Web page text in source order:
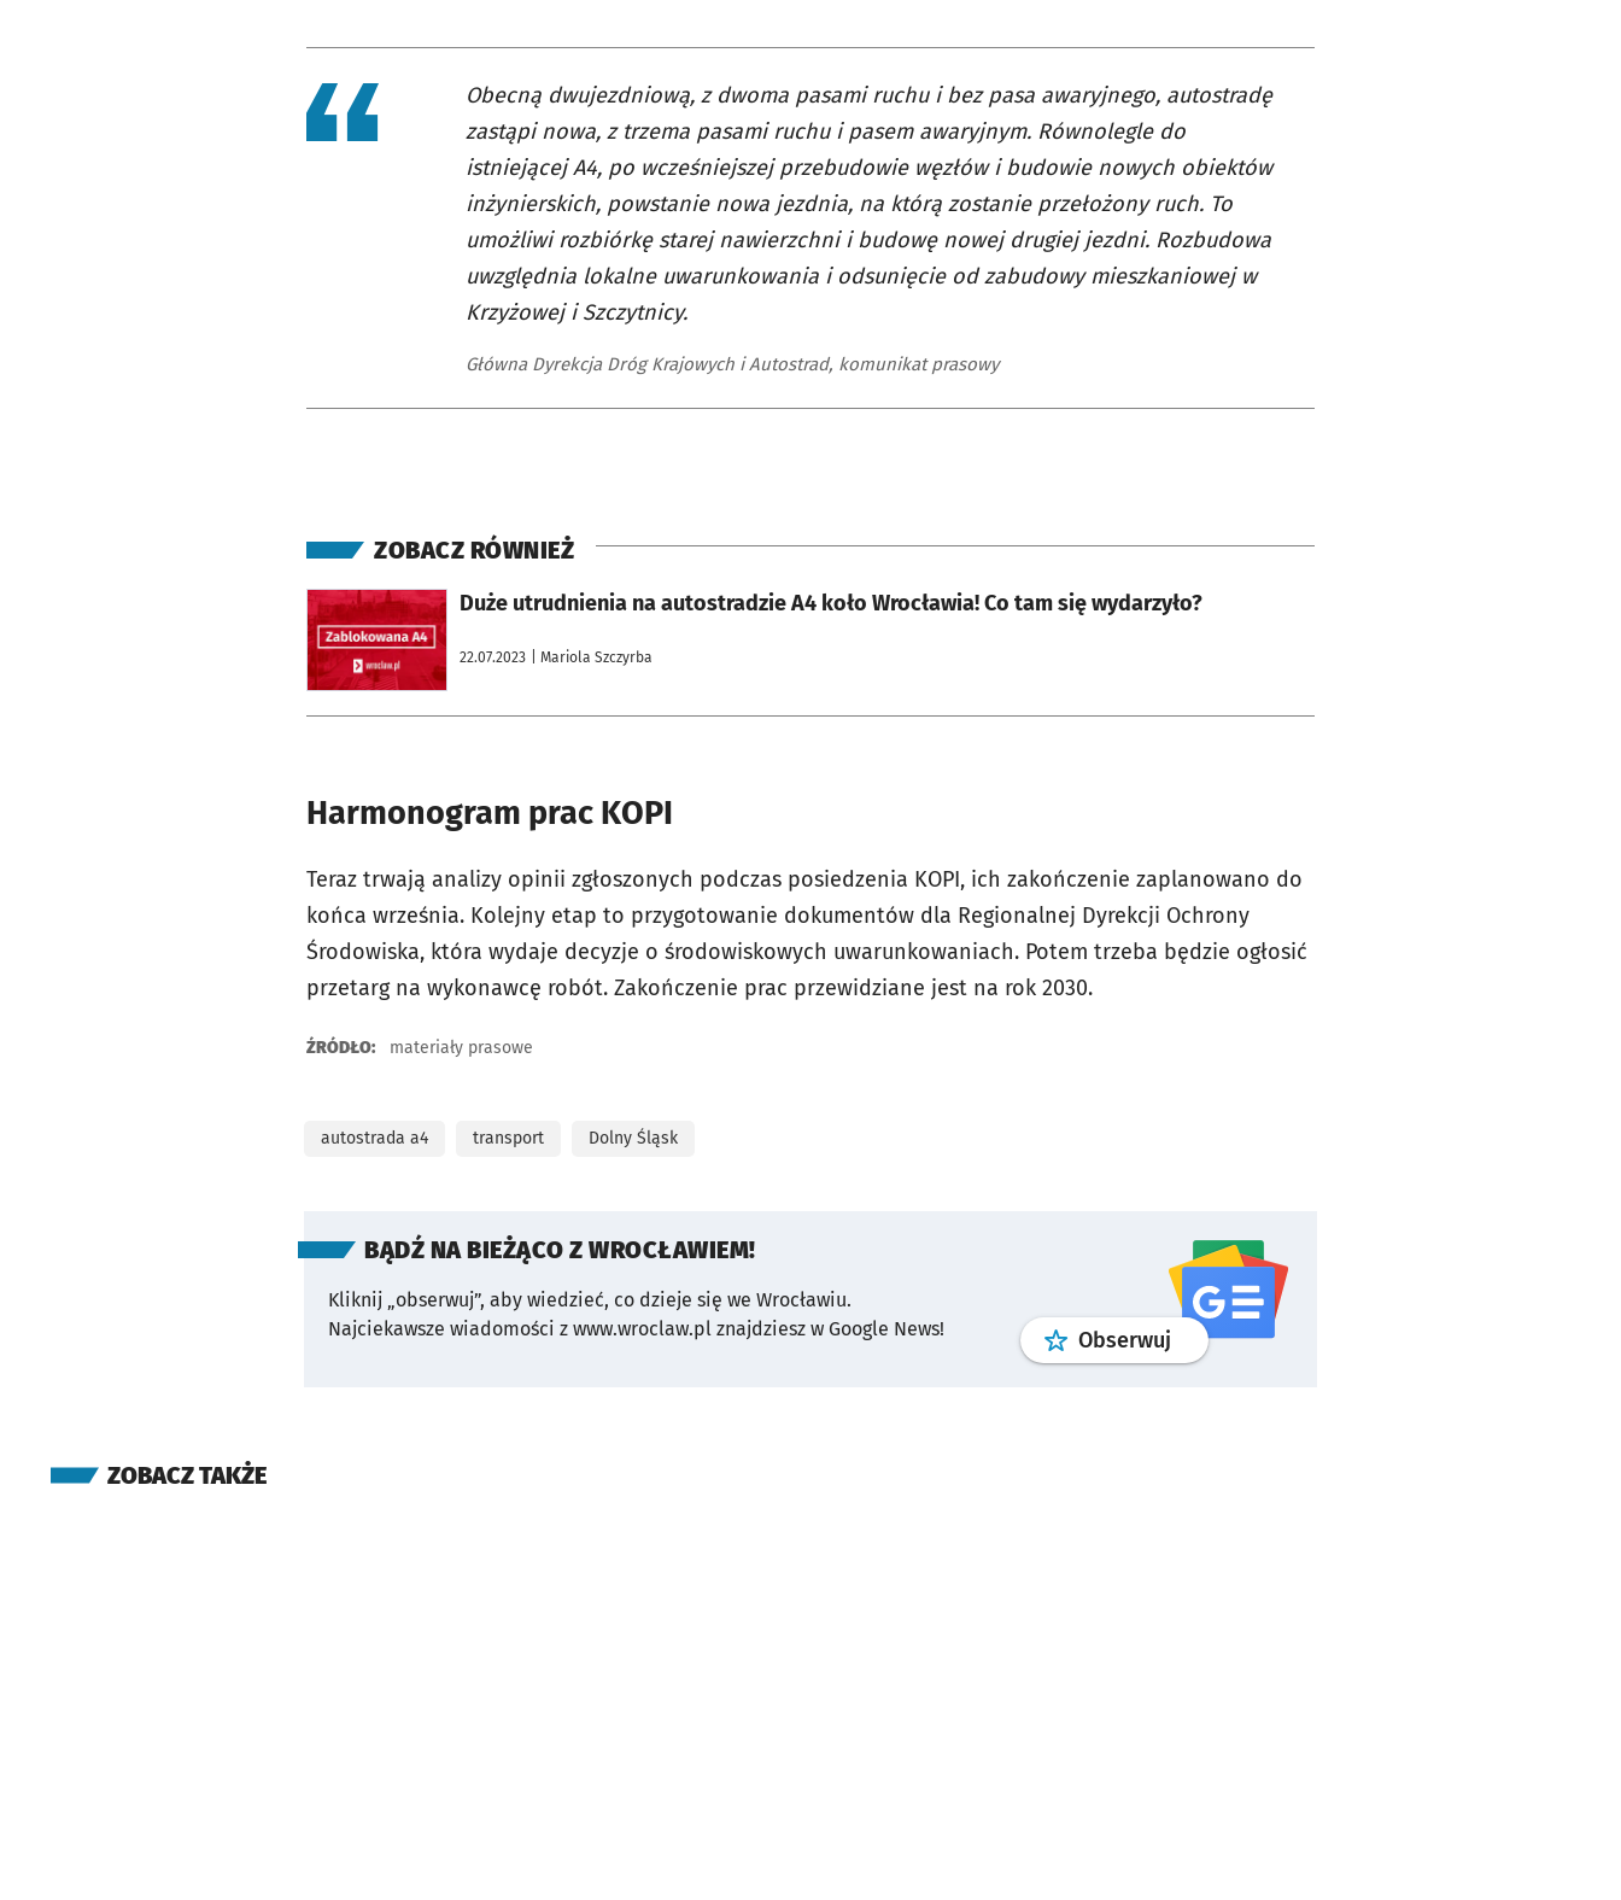
Obecną dwujezdniową, z dwoma pasami ruchu i bez pasa awaryjnego, autostradę
zastąpi nowa, z trzema pasami ruchu i pasem awaryjnym. Równolegle do
istniejącej A4, po wcześniejszej przebudowie węzłów i budowie nowych obiektów
inżynierskich, powstanie nowa jezdnia, na którą zostanie przełożony ruch. To
umożliwi rozbiórkę starej nawierzchni i budowę nowej drugiej jezdni. Rozbudowa
uwzględnia lokalne uwarunkowania i odsunięcie od zabudowy mieszkaniowej w
Krzyżowej i Szczytnicy.
Główna Dyrekcja Dróg Krajowych i Autostrad, komunikat prasowy
ZOBACZ RÓWNIEŻ
Duże utrudnienia na autostradzie A4 koło Wrocławia! Co tam się wydarzyło?
22.07.2023 | Mariola Szczyrba
otworzy się w nowej karcie
Harmonogram prac KOPI
Teraz trwają analizy opinii zgłoszonych podczas posiedzenia KOPI, ich zakończenie zaplanowano do
końca września. Kolejny etap to przygotowanie dokumentów dla Regionalnej Dyrekcji Ochrony
Środowiska, która wydaje decyzje o środowiskowych uwarunkowaniach. Potem trzeba będzie ogłosić
przetarg na wykonawcę robót. Zakończenie prac przewidziane jest na rok 2030.
ŹRÓDŁO: materiały prasowe
autostrada a4 transport Dolny Śląsk
BĄDŹ NA BIEŻĄCO Z WROCŁAWIEM!
Kliknij „obserwuj”, aby wiedzieć, co dzieje się we Wrocławiu.
Najciekawsze wiadomości z www.wroclaw.pl znajdziesz w Google News!
Obserwuj profilgoogle news
ZOBACZ TAKŻE